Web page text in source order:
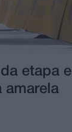
etapa e
amarela